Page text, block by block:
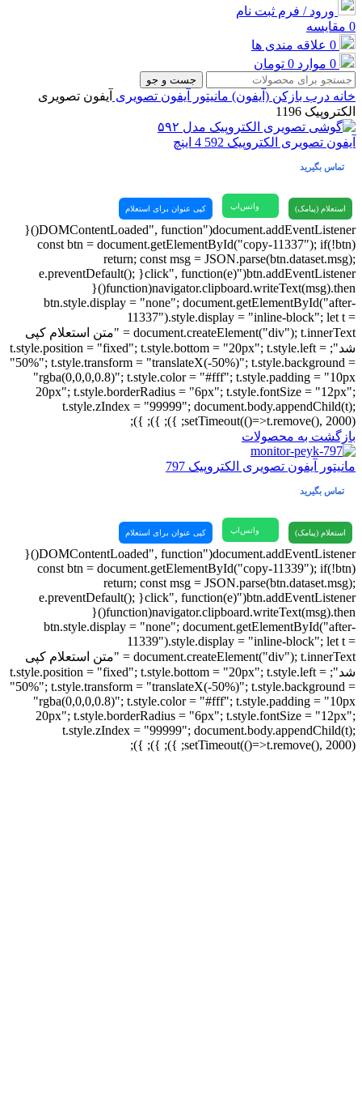
ورود / فرم ثبت نام
0 مقایسه
0 علاقه مندی ها
0 موارد 0 تومان
جست و جو
خانه درب بازکن (آیفون) مانیتور آیفون تصویری آیفون تصویری
الکتروپیک 1196
آیفون تصویری الکتروپیک 592 4 اینچ
تماس بگیرید
استعلام (پیامک) واتس‌اپ کپی عنوان برای استعلام
document.addEventListener("DOMContentLoaded", function(){
const btn = document.getElementById("copy-11337"); if(!btn)
return; const msg = JSON.parse(btn.dataset.msg);
btn.addEventListener("click", function(e){ e.preventDefault();
navigator.clipboard.writeText(msg).then(function(){
btn.style.display = "none"; document.getElementById("after-
11337").style.display = "inline-block"; let t =
document.createElement("div"); t.innerText = "متن استعلام کپی
شد"; t.style.position = "fixed"; t.style.bottom = "20px"; t.style.left =
"50%"; t.style.transform = "translateX(-50%)"; t.style.background =
"rgba(0,0,0,0.8)"; t.style.color = "#fff"; t.style.padding = "10px
20px"; t.style.borderRadius = "6px"; t.style.fontSize = "12px";
t.style.zIndex = "99999"; document.body.appendChild(t);
setTimeout(()=>t.remove(), 2000); }); }); });
بازگشت به محصولات
مانیتور آیفون تصویری الکتروپیک 797
تماس بگیرید
استعلام (پیامک) واتس‌اپ کپی عنوان برای استعلام
document.addEventListener("DOMContentLoaded", function(){
const btn = document.getElementById("copy-11339"); if(!btn)
return; const msg = JSON.parse(btn.dataset.msg);
btn.addEventListener("click", function(e){ e.preventDefault();
navigator.clipboard.writeText(msg).then(function(){
btn.style.display = "none"; document.getElementById("after-
11339").style.display = "inline-block"; let t =
document.createElement("div"); t.innerText = "متن استعلام کپی
شد"; t.style.position = "fixed"; t.style.bottom = "20px"; t.style.left =
"50%"; t.style.transform = "translateX(-50%)"; t.style.background =
"rgba(0,0,0,0.8)"; t.style.color = "#fff"; t.style.padding = "10px
20px"; t.style.borderRadius = "6px"; t.style.fontSize = "12px";
t.style.zIndex = "99999"; document.body.appendChild(t);
setTimeout(()=>t.remove(), 2000); }); }); });